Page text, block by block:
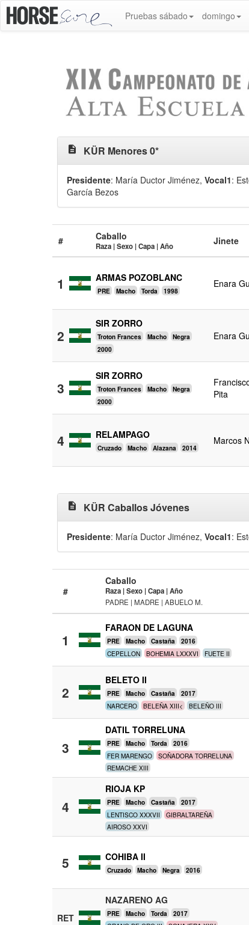
Pruebas sábado domingo
description KÜR Menores 0*
Presidente: María Ductor Jiménez, Vocal1:
García Bezos
# Caballo
Raza | Sexo | Capa | Año Jinete
1 ARMAS POZOBLANC
PRE Macho Torda 1998
Enara
2
SIR ZORRO
Troton Frances Macho
Negra
2000
Enara
3
SIR ZORRO
Troton Frances Macho
Negra
2000
Pita
4 RELAMPAGO
Cruzado Macho Alazana 2014
Marcos
description KÜR Caballos Jóvenes
Presidente: María Ductor Jiménez, Vocal1:
#
Caballo
Raza | Sexo | Capa | Año
PADRE | MADRE | ABUELO M.
1
FARAON DE LAGUNA
PRE Macho Castaña 2016
CEPELLON BOHEMIA LXXXVI FUETE II
2
BELETO II
PRE Macho Castaña 2017
NARCERO BELEÑA XIII< BELEÑO III
3
DATIL TORRELUNA
PRE Macho Torda 2016
FER MARENGO
SOÑADORA TORRELUNA
REMACHE XIII
4
RIOJA KP
PRE Macho Castaña 2017
LENTISCO XXXVII
GIBRALTAREÑA
AIROSO XXVI
5 COHIBA II
Cruzado Macho Negra 2016
RET
NAZARENO AG
PRE Macho Torda 2017